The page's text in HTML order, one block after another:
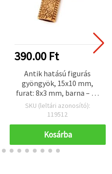
390.00 Ft
Antik hatású figurás
gyöngyök, 15x10 mm,
furat: 8x3 mm, barna – 50
g (kb. 92 db)
SKU (leltári azonosító):
119512
Kosárba